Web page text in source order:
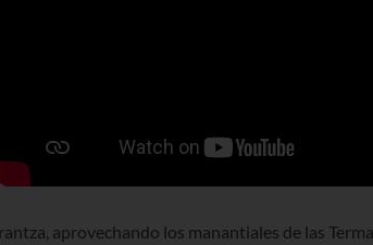
aprovechando los manantiales de las